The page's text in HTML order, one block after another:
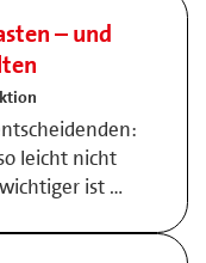
– und
leicht nicht
ist …